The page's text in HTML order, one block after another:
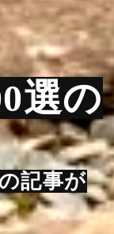
選の
記事が